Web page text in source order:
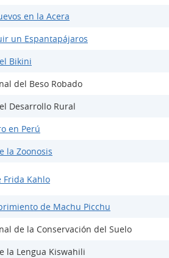
en la Acera
un Espantapájaros
Bikini
del Beso Robado
Desarrollo Rural
en Perú
la Zoonosis
Frida Kahlo
de Machu Picchu
de la Conservación del Suelo
la Lengua Kiswahili